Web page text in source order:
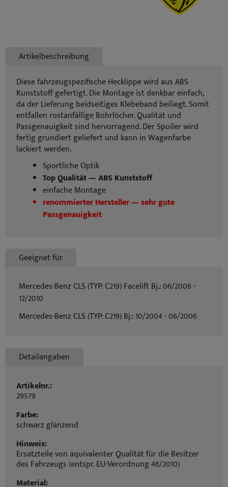
Artikelbeschreibung
Diese fahrzeugspezifische Hecklippe wird aus ABS
Kunststoff gefertigt. Die Montage ist denkbar einfach,
da der Lieferung beidseitiges Klebeband beiliegt. Somit
entfallen rostanfällige Bohrlöcher. Qualität und
Passgenauigkeit sind hervorragend. Der Spoiler wird
fertig grundiert geliefert und kann in Wagenfarbe
lackiert werden.
Sportliche Optik
Top Qualität — ABS Kunststoff
einfache Montage
renommierter Hersteller — sehr gute
Passgenauigkeit
Geeignet für
Mercedes-Benz CLS (TYP: C219) Facelift Bj.: 06/2006 -
12/2010
Mercedes-Benz CLS (TYP: C219) Bj.: 10/2004 - 06/2006
Detailangaben
Artikelnr.:
29579
Farbe:
schwarz glänzend
Hinweis:
Ersatzteile von äquivalenter Qualität für die Besitzer
des Fahrzeugs (entspr. EU-Verordnung 46/2010)
Material: